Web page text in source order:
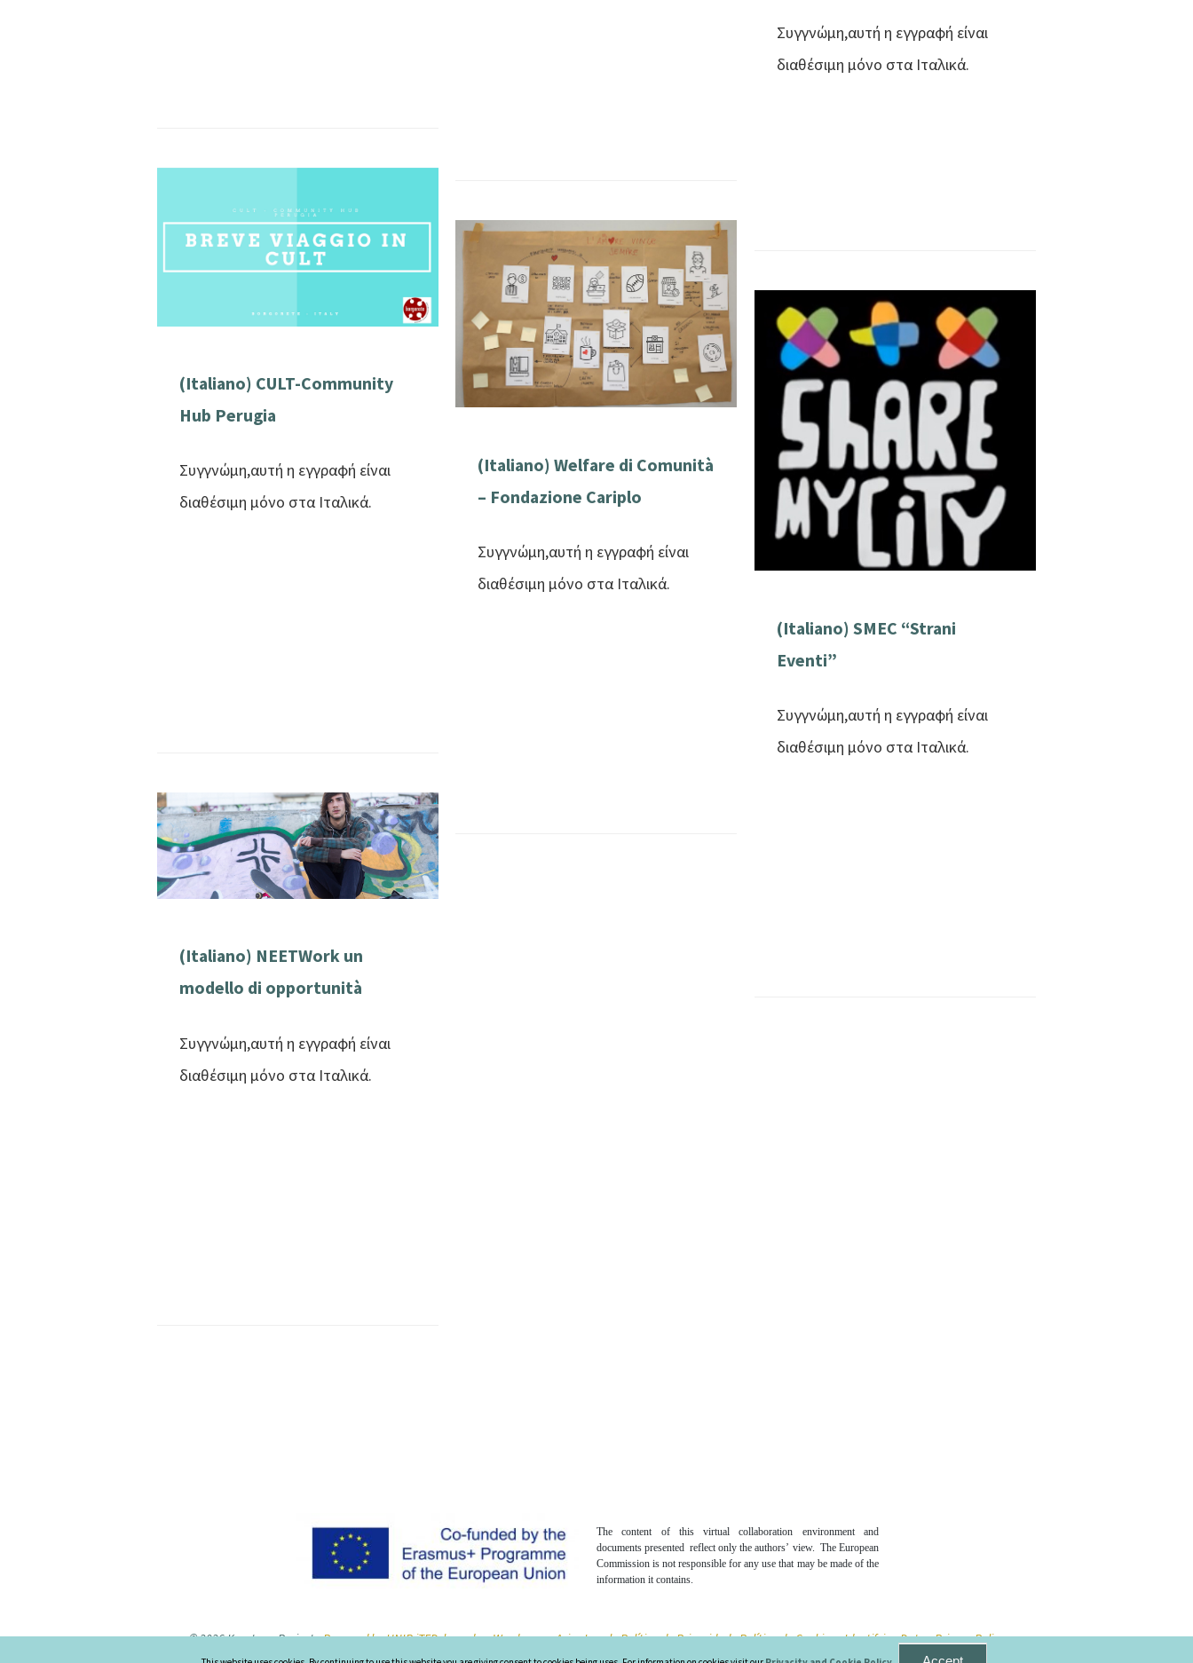
Συγγνώμη,αυτή η εγγραφή είναι
διαθέσιμη μόνο στα Ιταλικά.
(Italiano) CULT-Community
Hub Perugia
Συγγνώμη,αυτή η εγγραφή είναι
διαθέσιμη μόνο στα Ιταλικά.
(Italiano) Welfare di Comunità
– Fondazione Cariplo
Συγγνώμη,αυτή η εγγραφή είναι
διαθέσιμη μόνο στα Ιταλικά.
(Italiano) SMEC “Strani
Eventi”
Συγγνώμη,αυτή η εγγραφή είναι
διαθέσιμη μόνο στα Ιταλικά.
(Italiano) NEETWork un
modello di opportunità
Συγγνώμη,αυτή η εγγραφή είναι
διαθέσιμη μόνο στα Ιταλικά.
The content of this virtual collaboration environment and
documents presented reflect only the authors’ view. The European
Commission is not responsible for any use that may be made of the
information it contains.
© 2026 Keystone-Project-Powered by UNIR iTED, based on Wordpress -Aviso Legal -Política de Privacidad -Política de Cookies- Identifying Data- Privacy Policy